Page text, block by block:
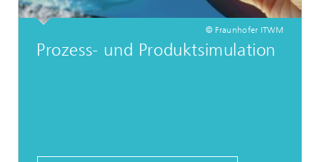
© Fraunhofer ITWM
Prozess- und Produktsimulation